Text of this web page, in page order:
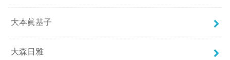
大本眞基子
大森日雅